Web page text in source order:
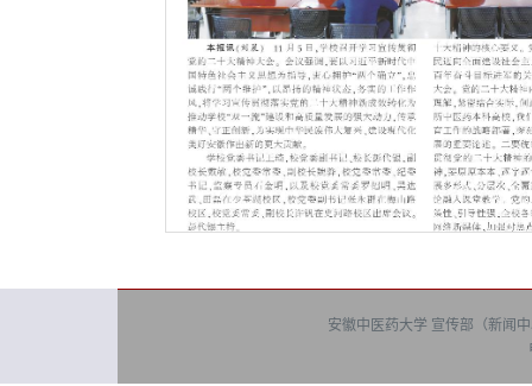
安徽中医药大学 宣传部（新闻